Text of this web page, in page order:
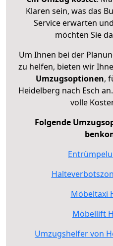
Klaren sein, was das
Service erwarten
möchten Sie
Um Ihnen bei der
zu helfen, bieten wir
Umzugsoptionen,
Heidelberg nach Esch
volle
Folgende
Möbeltaxi
Möbellift
Umzugshelfer von